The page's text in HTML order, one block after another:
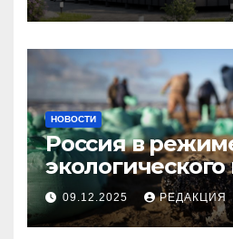
НОВОСТИ
Россия в
экологического
09.12.2025 РЕДАКЦИЯ